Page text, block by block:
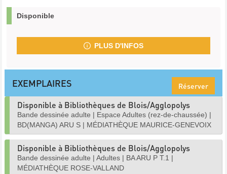
Disponible
PLUS D'INFOS
EXEMPLAIRES Réserver
Disponible à Bibliothèques de Blois/Agglopolys
Bande dessinée adulte | Espace Adultes (rez-de-chaussée) |
BD(MANGA) ARU S | MÉDIATHÈQUE MAURICE-GENEVOIX
Disponible à Bibliothèques de Blois/Agglopolys
Bande dessinée adulte | Adultes | BA ARU P T.1 |
MÉDIATHÈQUE ROSE-VALLAND